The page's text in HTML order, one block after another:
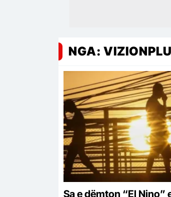
NGA:
Sa e dëmton “El Nino”